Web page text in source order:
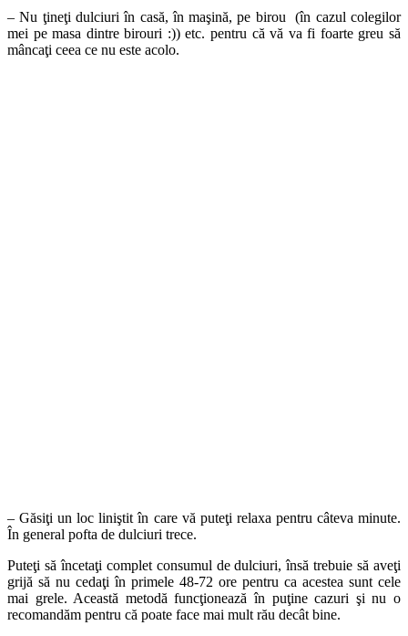
– Nu ţineţi dulciuri în casă, în maşină, pe birou (în cazul colegilor
mei pe masa dintre birouri :)) etc. pentru că vă va fi foarte greu să
mâncaţi ceea ce nu este acolo.
– Găsiţi un loc liniştit în care vă puteţi relaxa pentru câteva minute.
În general pofta de dulciuri trece.
Puteţi să încetaţi complet consumul de dulciuri, însă trebuie să aveţi
grijă să nu cedaţi în primele 48-72 ore pentru ca acestea sunt cele
mai grele. Această metodă funcţionează în puţine cazuri şi nu o
recomandăm pentru că poate face mai mult rău decât bine.